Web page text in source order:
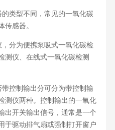
类型不同，常见的一氧化碳
感器。
分为便携泵吸式一氧化碳检
测仪、在线式一氧化碳检测
控制输出分可分为带控制输
测仪两种。控制输出的一氧化
出开关输出信号，通常是一个
于驱动排气扇或强制打开窗户